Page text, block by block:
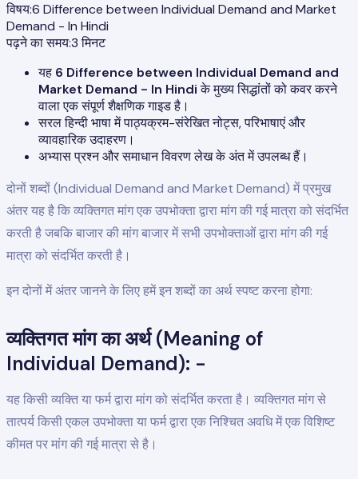
विषय:6 Difference between Individual Demand and Market
Demand - In Hindi
पढ़ने का समय:3मिनट
यह 6 Difference between Individual Demand and
Market Demand - In Hindiके मुख्य सिद्धांतों को कवर करने
वाला एक संपूर्ण शैक्षणिक गाइड है।
सरल हिन्दी भाषा में पाठ्यक्रम-संरेखित नोट्स, परिभाषाएं और
व्यावहारिक उदाहरण।
अभ्यास प्रश्न और समाधान विवरण लेख के अंत में उपलब्ध हैं।
दोनों शब्दों (Individual Demand and Market Demand) में प्रमुख
अंतर यह है कि व्यक्तिगत मांग एक उपभोक्ता द्वारा मांग की गई मात्रा को संदर्भित
करती है जबकि बाजार की मांग बाजार में सभी उपभोक्ताओं द्वारा मांग की गई
मात्रा को संदर्भित करती है।
इन दोनों में अंतर जानने के लिए हमें इन शब्दों का अर्थ स्पष्ट करना होगा:
व्यक्तिगत मांग का अर्थ (Meaning of
Individual Demand): -
यह किसी व्यक्ति या फर्म द्वारा मांग को संदर्भित करता है। व्यक्तिगत मांग से
तात्पर्य किसी एकल उपभोक्ता या फर्म द्वारा एक निश्चित अवधि में एक विशिष्ट
कीमत पर मांग की गई मात्रा से है।